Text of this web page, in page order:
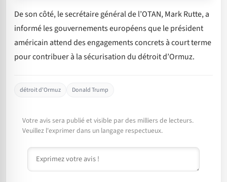
De son côté, le secrétaire général de l’OTAN, Mark Rutte, a
informé les gouvernements européens que le président
américain attend des engagements concrets à court terme
pour contribuer à la sécurisation du détroit d’Ormuz.
détroit d'Ormuz Donald Trump
Votre avis sera publié et visible par des milliers de lecteurs.
Veuillez l'exprimer dans un langage respectueux.
Commentaire